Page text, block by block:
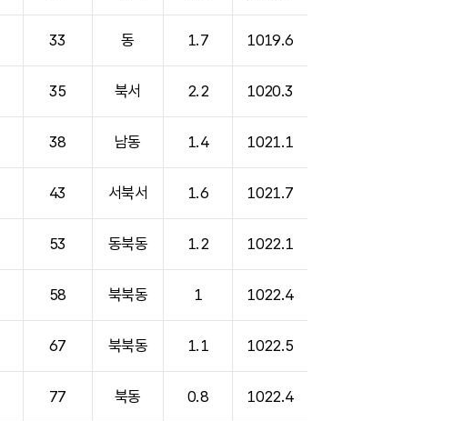
33 동 1.7 1019.6
35 북서 2.2 1020.3
38 남동 1.4 1021.1
43 서북서 1.6 1021.7
53 동북동 1.2 1022.1
58 북북동 1 1022.4
67 북북동 1.1 1022.5
77 북동 0.8 1022.4